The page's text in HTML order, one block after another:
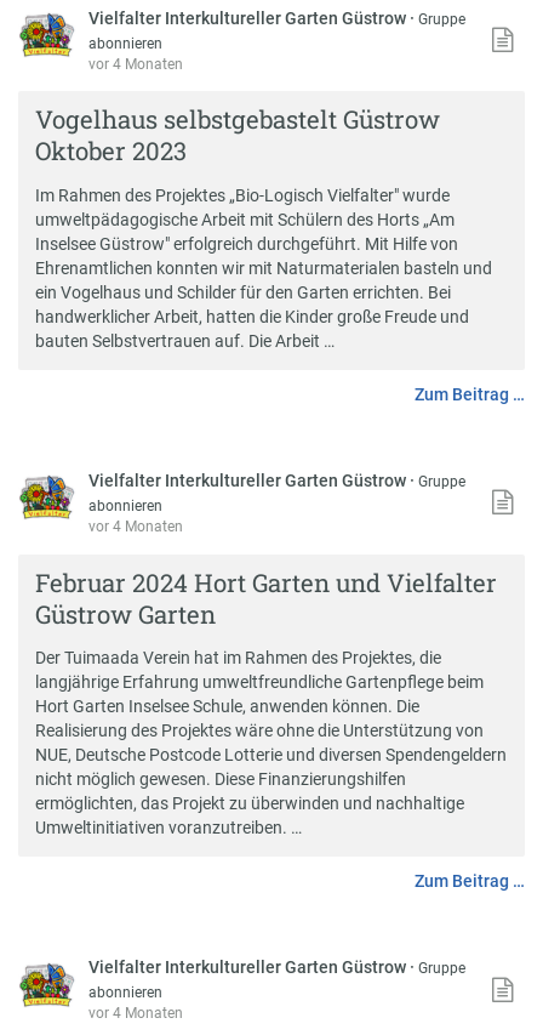
Vielfalter Interkultureller Garten Güstrow ·Gruppe
abonnieren
vor 4 Monaten
Vogelhaus selbstgebastelt Güstrow
Oktober 2023
Im Rahmen des Projektes „Bio-Logisch Vielfalter" wurde
umweltpädagogische Arbeit mit Schülern des Horts „Am
Inselsee Güstrow" erfolgreich durchgeführt. Mit Hilfe von
Ehrenamtlichen konnten wir mit Naturmaterialen basteln und
ein Vogelhaus und Schilder für den Garten errichten. Bei
handwerklicher Arbeit, hatten die Kinder große Freude und
bauten Selbstvertrauen auf. Die Arbeit …
Zum Beitrag …
Vielfalter Interkultureller Garten Güstrow ·Gruppe
abonnieren
vor 4 Monaten
Februar 2024 Hort Garten und Vielfalter
Güstrow Garten
Der Tuimaada Verein hat im Rahmen des Projektes, die
langjährige Erfahrung umweltfreundliche Gartenpflege beim
Hort Garten Inselsee Schule, anwenden können. Die
Realisierung des Projektes wäre ohne die Unterstützung von
NUE, Deutsche Postcode Lotterie und diversen Spendengeldern
nicht möglich gewesen. Diese Finanzierungshilfen
ermöglichten, das Projekt zu überwinden und nachhaltige
Umweltinitiativen voranzutreiben. …
Zum Beitrag …
Vielfalter Interkultureller Garten Güstrow ·Gruppe
abonnieren
vor 4 Monaten